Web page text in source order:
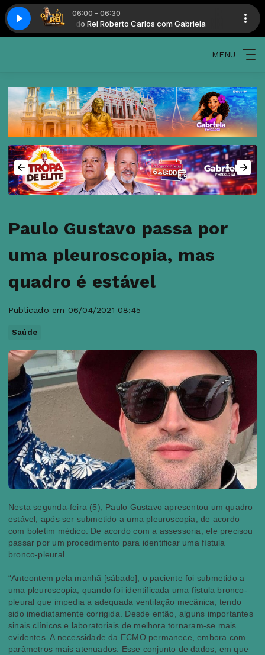
06:00 - 06:30
Clube do Rei Roberto Carlos com Gabriela Clube do
MENU
Paulo Gustavo passa por
uma pleuroscopia, mas
quadro é estável
Publicado em 06/04/2021 08:45
Saúde
Nesta segunda-feira (5), Paulo Gustavo apresentou um quadro
estável, após ser submetido a uma pleuroscopia, de acordo
com boletim médico. De acordo com a assessoria, ele precisou
passar por um procedimento para identificar uma fístula
bronco-pleural.
“Anteontem pela manhã [sábado], o paciente foi submetido a
uma pleuroscopia, quando foi identificada uma fístula bronco-
pleural que impedia a adequada ventilação mecânica, tendo
sido imediatamente corrigida. Desde então, alguns importantes
sinais clínicos e laboratoriais de melhora tornaram-se mais
evidentes. A necessidade da ECMO permanece, embora com
parâmetros mais atenuados. Esse conjunto de dados, em que